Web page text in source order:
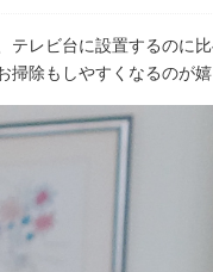
テレビ台に設置するのに
除もしやすくなるのが嬉